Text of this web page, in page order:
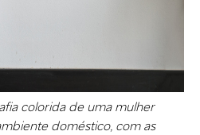
colorida de uma mulher
doméstico, com as